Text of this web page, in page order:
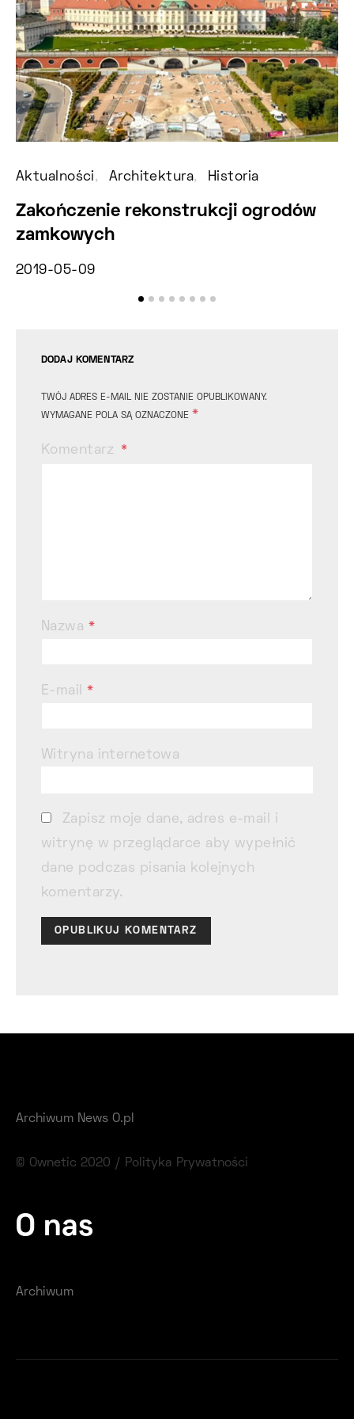
Aktualności Architektura Historia
Zakończenie rekonstrukcji ogrodów
zamkowych
2019-05-09
DODAJ KOMENTARZ
TWÓJ ADRES E-MAIL NIE ZOSTANIE OPUBLIKOWANY.
WYMAGANE POLA SĄ OZNACZONE *
Komentarz
Nazwa *
E-mail*
Witryna internetowa
Zapisz moje dane, adres e-mail i
witrynę w przeglądarce aby wypełnić
dane podczas pisania kolejnych
komentarzy.
Archiwum News O.pl
© Ownetic 2020 / Polityka Prywatności
O nas
Archiwum